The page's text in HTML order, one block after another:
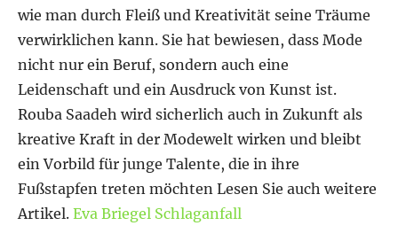
wie man durch Fleiß und Kreativität seine Träume
verwirklichen kann. Sie hat bewiesen, dass Mode
nicht nur ein Beruf, sondern auch eine
Leidenschaft und ein Ausdruck von Kunst ist.
Rouba Saadeh wird sicherlich auch in Zukunft als
kreative Kraft in der Modewelt wirken und bleibt
ein Vorbild für junge Talente, die in ihre
Fußstapfen treten möchten Lesen Sie auch weitere
Artikel. Eva Briegel Schlaganfall